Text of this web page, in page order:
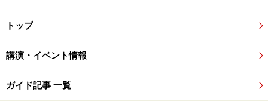
トップ
講演・イベント情報
ガイド記事 一覧